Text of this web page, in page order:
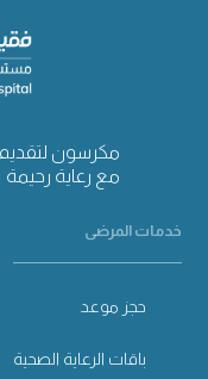
مكرسون
مع رعاية رحيمة
خدمات المرضى
حجز موعد
باقات الرعاية الصحية